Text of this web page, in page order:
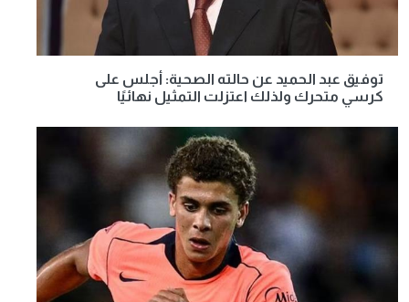
توفيق عبد الحميد عن حالته الصحية: أجلس على
كرسي متحرك ولذلك اعتزلت التمثيل نهائيًا